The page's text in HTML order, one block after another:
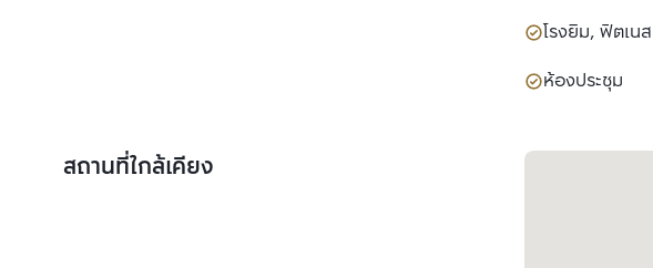
โรงยิม, ฟิตเนส
ห้องประชุม
สถานที่ใกล้เคียง